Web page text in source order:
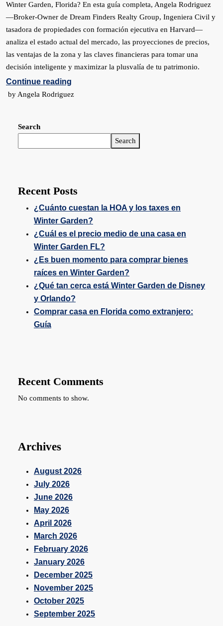
Winter Garden, Florida? En esta guía completa, Angela Rodriguez
—Broker-Owner de Dream Finders Realty Group, Ingeniera Civil y
tasadora de propiedades con formación ejecutiva en Harvard—
analiza el estado actual del mercado, las proyecciones de precios,
las ventajas de la zona y las claves financieras para tomar una
decisión inteligente y maximizar la plusvalía de tu patrimonio.
Continue reading
by Angela Rodriguez
Search
Search
Recent Posts
¿Cuánto cuestan la HOA y los taxes en
Winter Garden?
¿Cuál es el precio medio de una casa en
Winter Garden FL?
¿Es buen momento para comprar bienes
raíces en Winter Garden?
¿Qué tan cerca está Winter Garden de Disney
y Orlando?
Comprar casa en Florida como extranjero:
Guía
Recent Comments
No comments to show.
Archives
August 2026
July 2026
June 2026
May 2026
April 2026
March 2026
February 2026
January 2026
December 2025
November 2025
October 2025
September 2025